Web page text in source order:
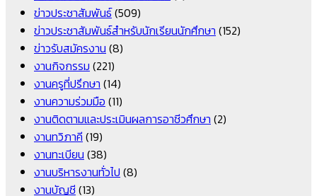
ข่าวประชาสัมพันธ์(509)
ข่าวประชาสัมพันธ์สำหรับนักเรียนนักศึกษา (152)
ข่าวรับสมัครงาน (8)
งานกิจกรรม (221)
งานครูที่ปรึกษา (14)
งานความร่วมมือ (11)
งานติดตามและประเมินผลการอาชีวศึกษา (2)
งานทวิภาคี (19)
งานทะเบียน (38)
งานบริหารงานทั่วไป (8)
งานบัญชี(13)